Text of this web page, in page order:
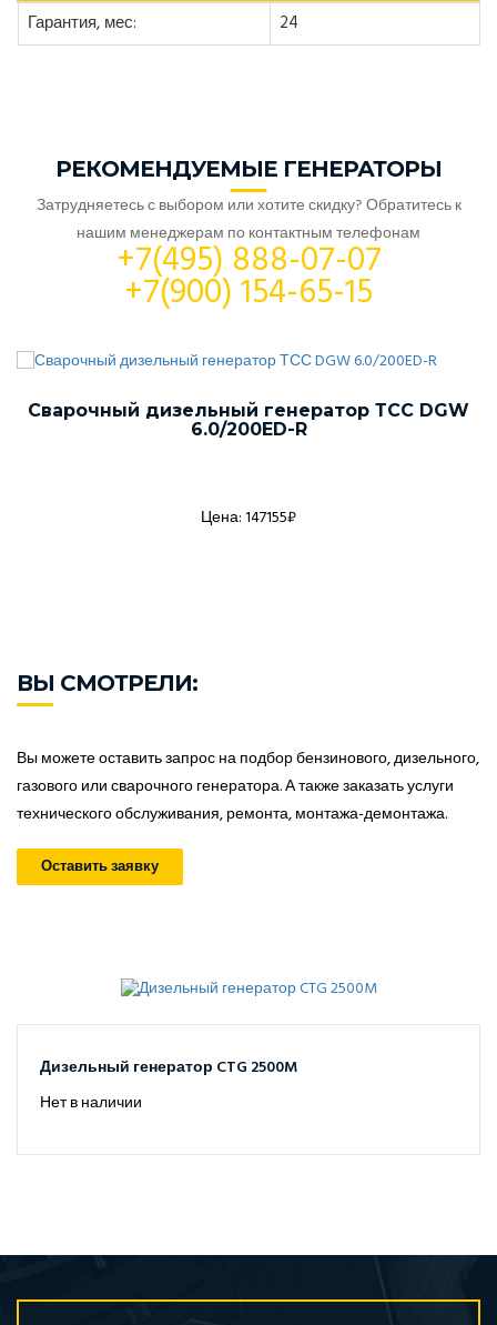
Гарантия, мес: 24
РЕКОМЕНДУЕМЫЕ ГЕНЕРАТОРЫ
Затрудняетесь с выбором или хотите скидку? Обратитесь к
нашим менеджерам по контактным телефонам
+7(495) 888-07-07
+7(900) 154-65-15
Сварочный дизельный генератор ТСС DGW
6.0/200ED-R
Цена: 147155₽
ВЫ СМОТРЕЛИ:
Вы можете оставить запрос на подбор бензинового, дизельного,
газового или сварочного генератора. А также заказать услуги
технического обслуживания, ремонта, монтажа-демонтажа.
Оставить заявку
Дизельный генератор CTG 2500M
Нет в наличии